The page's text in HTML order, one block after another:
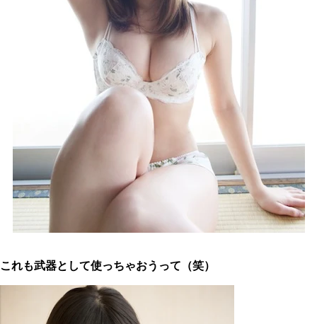
これも武器として使っちゃおうって（笑）